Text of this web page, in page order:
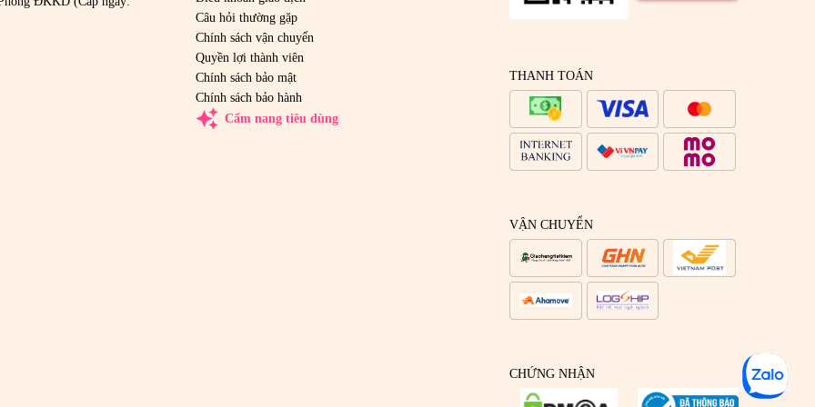
Câu hỏi thường gặp
Chính sách vận chuyển
Quyền lợi thành viên
Chính sách bảo mật
Chính sách bảo hành
auto_awesome Cẩm nang tiêu dùng
THANH TOÁN
VẬN CHUYỂN
CHỨNG NHẬN